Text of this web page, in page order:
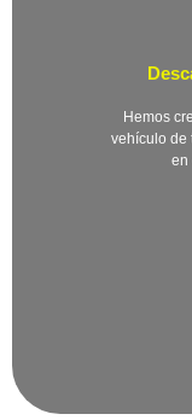
Hemos
vehículo de
en